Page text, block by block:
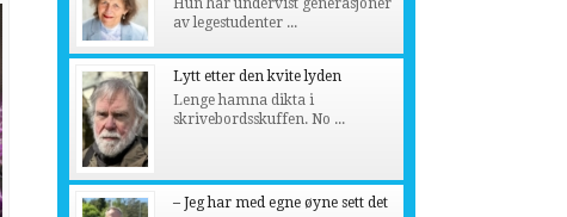
Hun har undervist generasjoner
av legestudenter ...
Lytt etter den kvite lyden
Lenge hamna dikta i
skrivebordsskuffen. No ...
– Jeg har med egne øyne sett det